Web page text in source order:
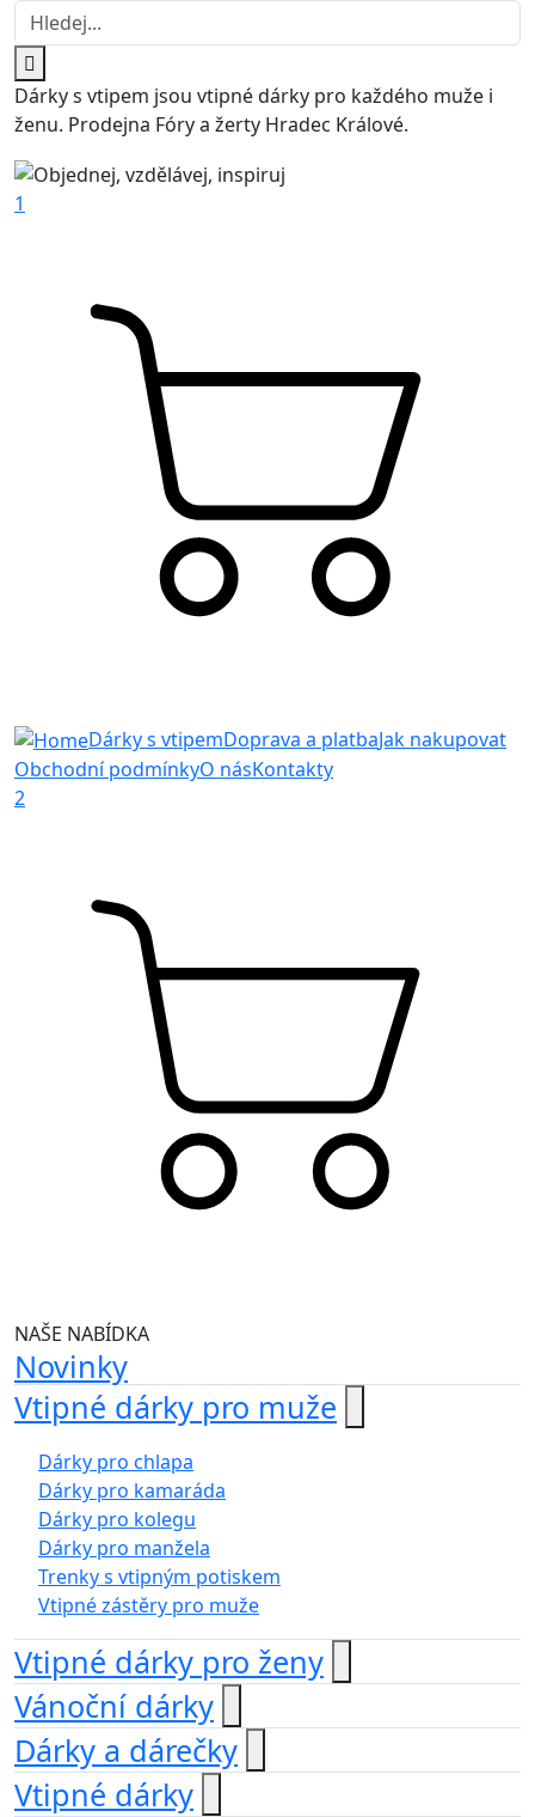
Dárky s vtipem jsou vtipné dárky pro každého muže i
ženu. Prodejna Fóry a žerty Hradec Králové.
1
Dárky s vtipemDoprava a platbaJak nakupovat
Obchodní podmínkyO násKontakty
2
NAŠE NABÍDKA
Novinky
Vtipné dárky pro muže
Dárky pro chlapa
Dárky pro kamaráda
Dárky pro kolegu
Dárky pro manžela
Trenky s vtipným potiskem
Vtipné zástěry pro muže
Vtipné dárky pro ženy
Vánoční dárky
Dárky a dárečky
Vtipné dárky